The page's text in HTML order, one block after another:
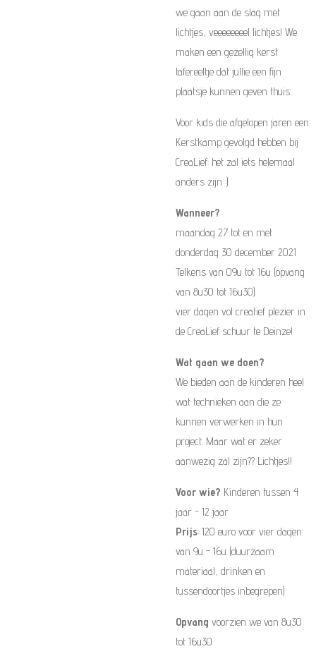
we gaan aan de slag met
lichtjes, veeeeeeeel lichtjes! We
maken een gezellig kerst
tafereeltje dat jullie een fijn
plaatsje kunnen geven thuis.
Voor kids die afgelopen jaren een
Kerstkamp gevolgd hebben bij
CreaLief: het zal iets helemaal
anders zijn :)
Wanneer?
maandag 27 tot en met
donderdag 30 december 2021
Telkens van 09u tot 16u (opvang
van 8u30 tot 16u30)
vier dagen vol creatief plezier in
de CreaLief schuur te Deinze!
Wat gaan we doen?
We bieden aan de kinderen heel
wat technieken aan die ze
kunnen verwerken in hun
project. Maar wat er zeker
aanwezig zal zijn?? Lichtjes!!
Voor wie? Kinderen tussen 4
jaar - 12 jaar
Prijs: 120 euro voor vier dagen
van 9u - 16u (duurzaam
materiaal, drinken en
tussendoortjes inbegrepen)
Opvang voorzien we van 8u30
tot 16u30